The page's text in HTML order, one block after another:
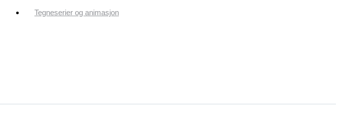
Tegneserier og animasjon